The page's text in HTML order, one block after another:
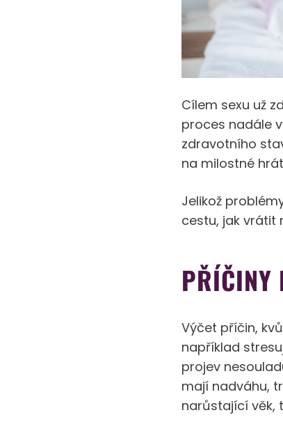
Cílem sexu už
proces nadále
zdravotního
na milostné
Jelikož
cestu, jak vrátit
PŘÍČINY
Výčet příčin,
například
projev
mají nadváhu,
narůstající věk,